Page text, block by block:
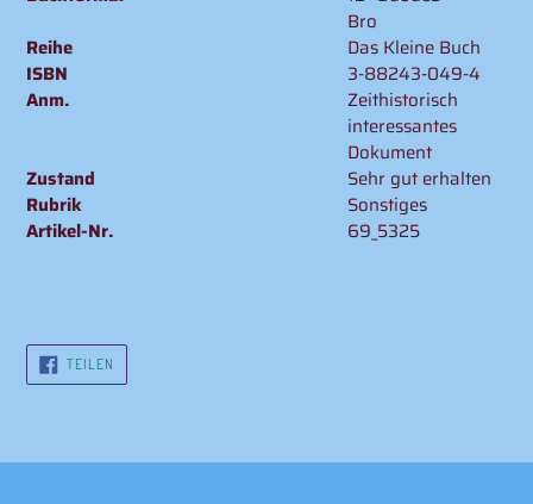
Bro
Reihe
Das Kleine Buch
ISBN
3-88243-049-4
Anm.
Zeithistorisch
interessantes
Dokument
Zustand
Sehr gut erhalten
Rubrik
Sonstiges
Artikel-Nr.
69_5325
TEILEN
TEILEN